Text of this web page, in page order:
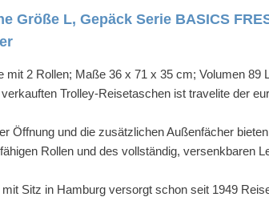
Größe L, Gepäck Serie BASICS
2 Rollen; Maße 36 x 71 x 35 cm; Volumen
Trolley-Reisetaschen ist travelite der
Öffnung und die zusätzlichen Außenfächer
Rollen und des vollständig, versenkbaren
Sitz in Hamburg versorgt schon seit 1949